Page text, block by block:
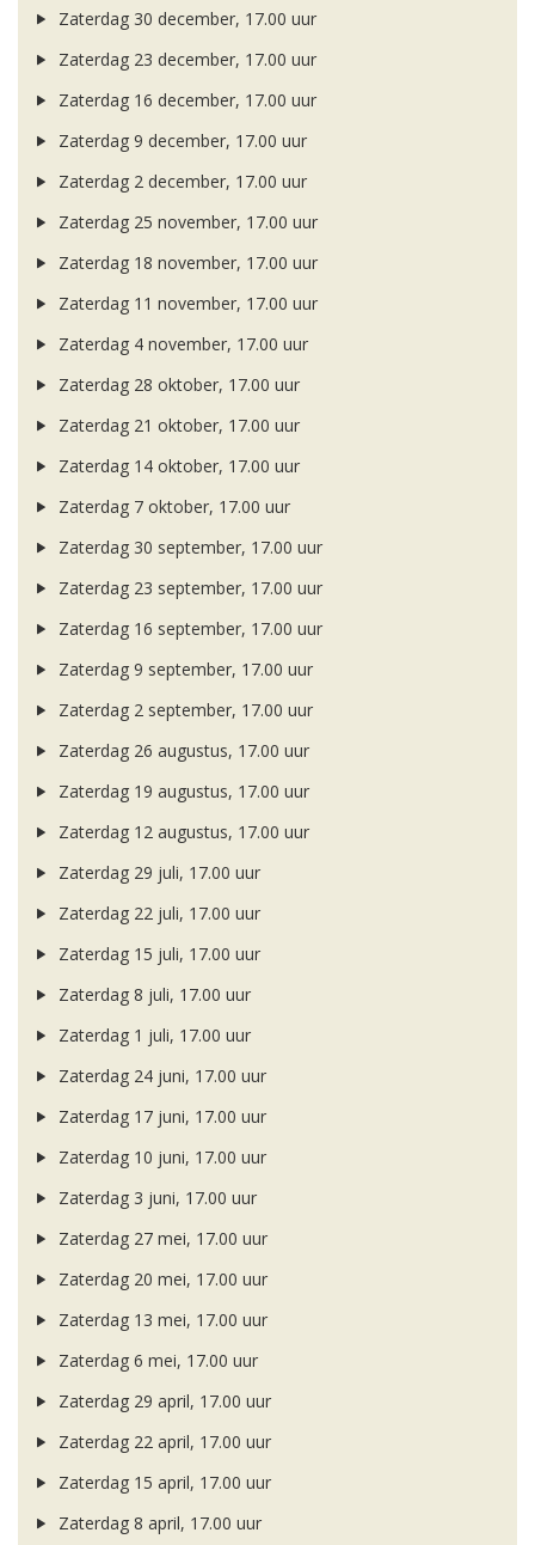
Zaterdag 30 december, 17.00 uur
Zaterdag 23 december, 17.00 uur
Zaterdag 16 december, 17.00 uur
Zaterdag 9 december, 17.00 uur
Zaterdag 2 december, 17.00 uur
Zaterdag 25 november, 17.00 uur
Zaterdag 18 november, 17.00 uur
Zaterdag 11 november, 17.00 uur
Zaterdag 4 november, 17.00 uur
Zaterdag 28 oktober, 17.00 uur
Zaterdag 21 oktober, 17.00 uur
Zaterdag 14 oktober, 17.00 uur
Zaterdag 7 oktober, 17.00 uur
Zaterdag 30 september, 17.00 uur
Zaterdag 23 september, 17.00 uur
Zaterdag 16 september, 17.00 uur
Zaterdag 9 september, 17.00 uur
Zaterdag 2 september, 17.00 uur
Zaterdag 26 augustus, 17.00 uur
Zaterdag 19 augustus, 17.00 uur
Zaterdag 12 augustus, 17.00 uur
Zaterdag 29 juli, 17.00 uur
Zaterdag 22 juli, 17.00 uur
Zaterdag 15 juli, 17.00 uur
Zaterdag 8 juli, 17.00 uur
Zaterdag 1 juli, 17.00 uur
Zaterdag 24 juni, 17.00 uur
Zaterdag 17 juni, 17.00 uur
Zaterdag 10 juni, 17.00 uur
Zaterdag 3 juni, 17.00 uur
Zaterdag 27 mei, 17.00 uur
Zaterdag 20 mei, 17.00 uur
Zaterdag 13 mei, 17.00 uur
Zaterdag 6 mei, 17.00 uur
Zaterdag 29 april, 17.00 uur
Zaterdag 22 april, 17.00 uur
Zaterdag 15 april, 17.00 uur
Zaterdag 8 april, 17.00 uur